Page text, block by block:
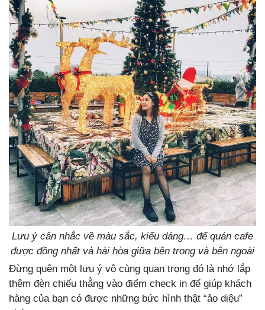
Lưu ý cân nhắc về màu sắc, kiểu dáng… để quán cafe
được đồng nhất và hài hòa giữa bên trong và bên ngoài
Đừng quên một lưu ý vô cùng quan trọng đó là nhớ lắp
thêm đèn chiếu thẳng vào điểm check in để giúp khách
hàng của bạn có được những bức hình thật “ảo diệu”